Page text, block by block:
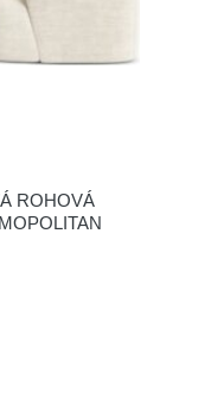
ROHOVÁ